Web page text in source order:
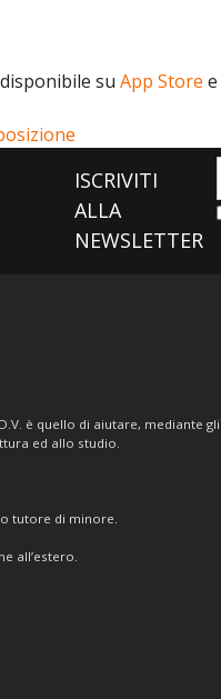
su App Store e
ISCRIVITI
ALLA
NEWSLETTER
è quello di aiutare, mediante gli
ed allo studio.
tutore di minore.
all’estero.